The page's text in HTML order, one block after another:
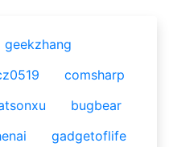
geekzhang
comsharp
bugbear
gadgetoflife